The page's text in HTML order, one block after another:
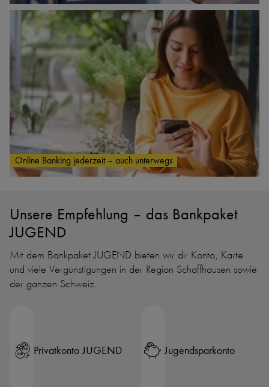
Online Banking jederzeit – auch unterwegs
Unsere Empfehlung – das Bankpaket
JUGEND
Mit dem Bankpaket JUGEND bieten wir dir Konto, Karte
und viele Vergünstigungen in der Region Schaffhausen sowie
der ganzen Schweiz.
Privatkonto JUGEND Jugendsparkonto